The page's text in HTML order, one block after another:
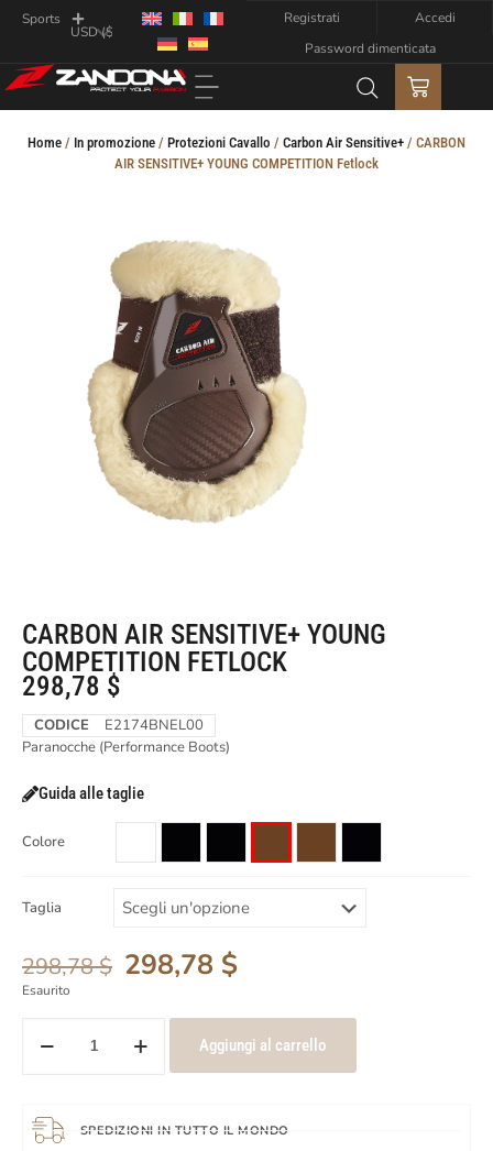
Sports Registrati
Accedi
Password dimenticata
Home / In promozione / Protezioni Cavallo / Carbon Air Sensitive+ / CARBON
AIR SENSITIVE+ YOUNG COMPETITION Fetlock
CARBON AIR SENSITIVE+ YOUNG
COMPETITION FETLOCK
298,78 $
CODICE
E2174BNEL00
Paranocche (Performance Boots)
Guida alle taglie
Colore
Taglia
298,78$ 298,78 $
Esaurito
Aggiungi al carrello
SPEDIZIONI IN TUTTO IL MONDO